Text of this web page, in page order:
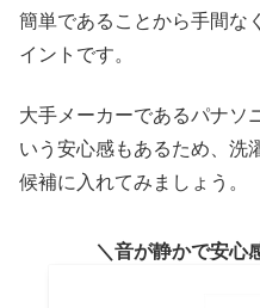
簡単であることから手間な
イントです。
大手メーカーであるパナソ
いう安心感もあるため、洗
候補に入れてみましょう。
音が静かで安心